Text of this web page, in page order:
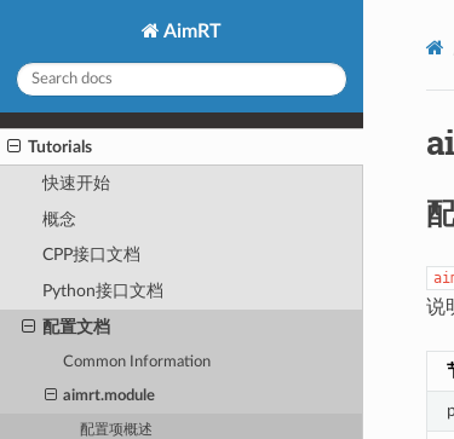
AimRT
Tutorials
快速开始
概念
CPP接口文档
Python接口文档
配置文档
Common Information
aimrt.module
配置项概述
说